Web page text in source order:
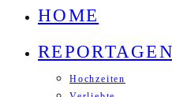
HOME
REPORTAGEN
Hochzeiten